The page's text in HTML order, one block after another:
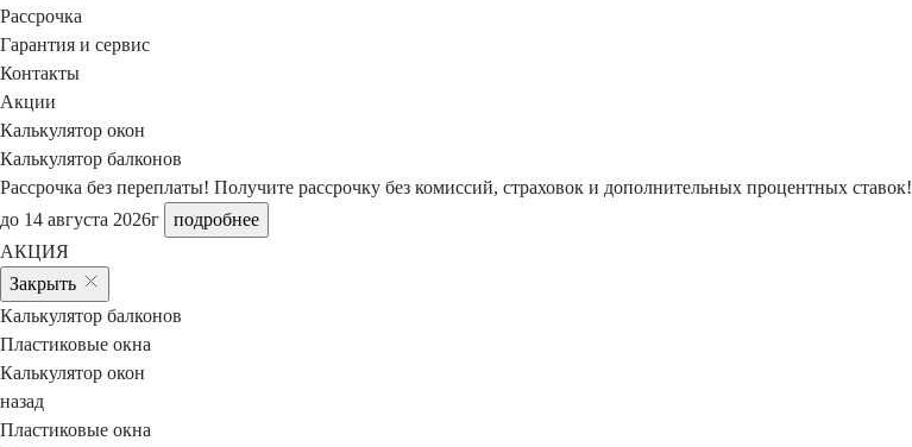
Рассрочка
Гарантия и сервис
Контакты
Акции
Калькулятор окон
Калькулятор балконов
Рассрочка без переплаты! Получите рассрочку без комиссий, страховок и дополнительных процентных ставок!
до 14 августа 2026г
подробнее
АКЦИЯ
Закрыть
Калькулятор балконов
Пластиковые окна
Калькулятор окон
назад
Пластиковые окна